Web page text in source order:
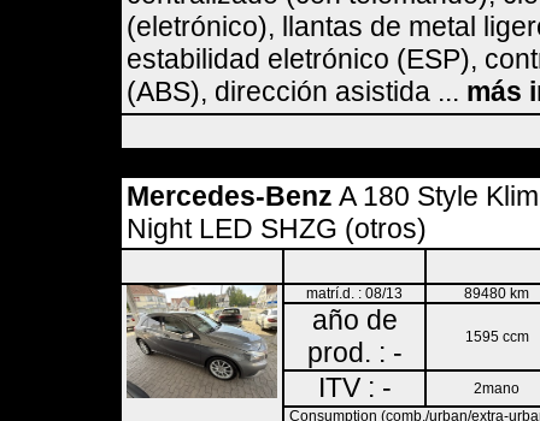
(eletrónico), llantas de metal
estabilidad eletrónico (ESP),
(ABS), dirección asistida ... más
Mercedes-Benz A 180 Style
Night LED SHZG (otros)
matrí.d. : 08/13 89480 km
año de
prod. : -
1595 ccm
ITV : -
2mano
Consumption (comb./urban/extra-